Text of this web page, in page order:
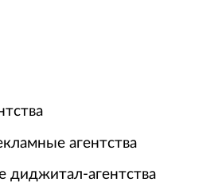
агентства
диджитал-агентства